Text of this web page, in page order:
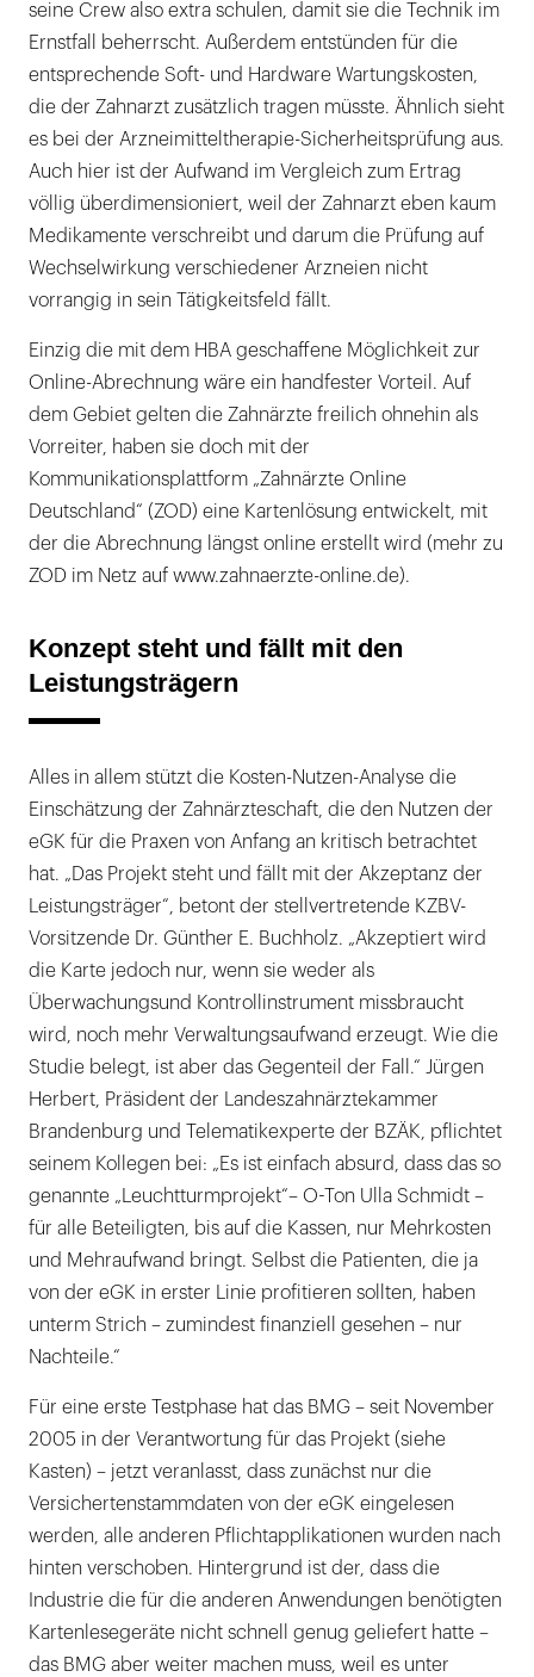
seine Crew also extra schulen, damit sie die Technik im
Ernstfall beherrscht. Außerdem entstünden für die
entsprechende Soft- und Hardware Wartungskosten,
die der Zahnarzt zusätzlich tragen müsste. Ähnlich sieht
es bei der Arzneimitteltherapie-Sicherheitsprüfung aus.
Auch hier ist der Aufwand im Vergleich zum Ertrag
völlig überdimensioniert, weil der Zahnarzt eben kaum
Medikamente verschreibt und darum die Prüfung auf
Wechselwirkung verschiedener Arzneien nicht
vorrangig in sein Tätigkeitsfeld fällt.
Einzig die mit dem HBA geschaffene Möglichkeit zur
Online-Abrechnung wäre ein handfester Vorteil. Auf
dem Gebiet gelten die Zahnärzte freilich ohnehin als
Vorreiter, haben sie doch mit der
Kommunikationsplattform „Zahnärzte Online
Deutschland“ (ZOD) eine Kartenlösung entwickelt, mit
der die Abrechnung längst online erstellt wird (mehr zu
ZOD im Netz auf www.zahnaerzte-online.de).
Konzept steht und fällt mit den
Leistungsträgern
Alles in allem stützt die Kosten-Nutzen-Analyse die
Einschätzung der Zahnärzteschaft, die den Nutzen der
eGK für die Praxen von Anfang an kritisch betrachtet
hat. „Das Projekt steht und fällt mit der Akzeptanz der
Leistungsträger“, betont der stellvertretende KZBV-
Vorsitzende Dr. Günther E. Buchholz. „Akzeptiert wird
die Karte jedoch nur, wenn sie weder als
Überwachungsund Kontrollinstrument missbraucht
wird, noch mehr Verwaltungsaufwand erzeugt. Wie die
Studie belegt, ist aber das Gegenteil der Fall.“ Jürgen
Herbert, Präsident der Landeszahnärztekammer
Brandenburg und Telematikexperte der BZÄK, pflichtet
seinem Kollegen bei: „Es ist einfach absurd, dass das so
genannte „Leuchtturmprojekt“– O-Ton Ulla Schmidt –
für alle Beteiligten, bis auf die Kassen, nur Mehrkosten
und Mehraufwand bringt. Selbst die Patienten, die ja
von der eGK in erster Linie profitieren sollten, haben
unterm Strich – zumindest finanziell gesehen – nur
Nachteile.“
Für eine erste Testphase hat das BMG – seit November
2005 in der Verantwortung für das Projekt (siehe
Kasten) – jetzt veranlasst, dass zunächst nur die
Versichertenstammdaten von der eGK eingelesen
werden, alle anderen Pflichtapplikationen wurden nach
hinten verschoben. Hintergrund ist der, dass die
Industrie die für die anderen Anwendungen benötigten
Kartenlesegeräte nicht schnell genug geliefert hatte –
das BMG aber weiter machen muss, weil es unter